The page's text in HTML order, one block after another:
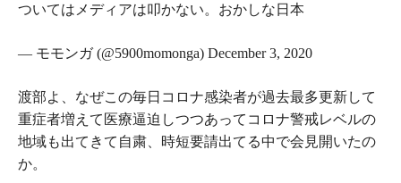
ついてはメディアは叩かない。おかしな日本
— モモンガ (@5900momonga) December 3, 2020
渡部よ、なぜこの毎日コロナ感染者が過去最多更新して
重症者増えて医療逼迫しつつあってコロナ警戒レベルの
地域も出てきて自粛、時短要請出てる中で会見開いたの
か。